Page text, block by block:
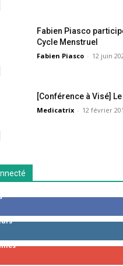
Fabien Piasco
Cycle Menstruel
Fabien Piasco - 12 juin
[Conférence à Visé]
Medicatrix - 12 février